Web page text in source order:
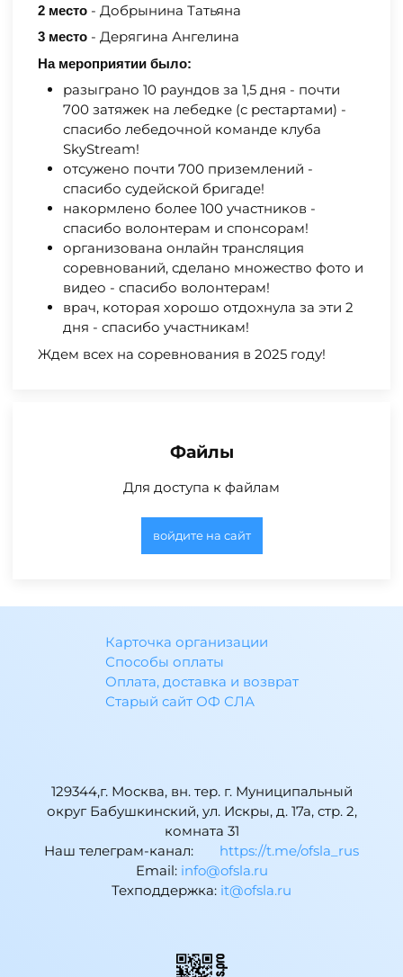
2 место - Добрынина Татьяна
3 место - Дерягина Ангелина
На мероприятии было:
разыграно 10 раундов за 1,5 дня - почти
700 затяжек на лебедке (с рестартами) -
спасибо лебедочной команде клуба
SkyStream!
отсужено почти 700 приземлений -
спасибо судейской бригаде!
накормлено более 100 участников -
спасибо волонтерам и спонсорам!
организована онлайн трансляция
соревнований, сделано множество фото и
видео - спасибо волонтерам!
врач, которая хорошо отдохнула за эти 2
дня - спасибо участникам!
Ждем всех на соревнования в 2025 году!
Файлы
Для доступа к файлам
войдите на сайт
Карточка организации
Способы оплаты
Оплата, доставка и возврат
Старый сайт ОФ СЛА
129344,г. Москва, вн. тер. г. Муниципальный
округ Бабушкинский, ул. Искры, д. 17а, стр. 2,
комната 31
Наш телеграм-канал:
https://t.me/ofsla_rus
Email: ur.alsfo@ofni
Техподдержка: ur.alsfo@ti